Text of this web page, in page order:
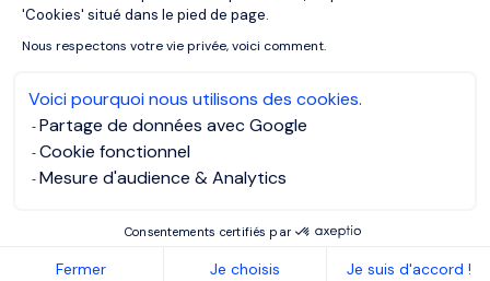
'Cookies' situé dans le pied de page.
Nous respectons votre vie privée, voici comment.
Voici pourquoi nous utilisons des cookies.
Partage de données avec Google
Cookie fonctionnel
Mesure d'audience & Analytics
Consentements certifiés par
Fermer Je choisis Je suis d'accord !